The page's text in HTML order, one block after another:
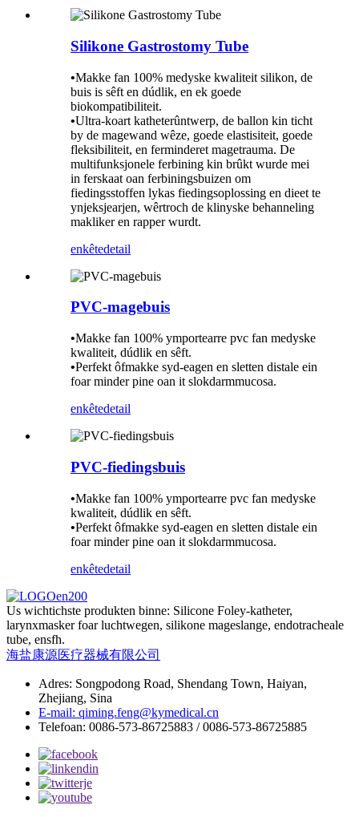
Silikone Gastrostomy Tube
•Makke fan 100% medyske kwaliteit silikon, de
buis is sêft en dúdlik, en ek goede
biokompatibiliteit.
•Ultra-koart katheterûntwerp, de ballon kin ticht
by de magewand wêze, goede elastisiteit, goede
fleksibiliteit, en ferminderet magetrauma. De
multifunksjonele ferbining kin brûkt wurde mei
in ferskaat oan ferbiningsbuizen om
fiedingsstoffen lykas fiedingsoplossing en dieet te
ynjeksjearjen, wêrtroch de klinyske behanneling
makliker en rapper wurdt.
enkêtedetail
PVC-magebuis
•Makke fan 100% ymportearre pvc fan medyske
kwaliteit, dúdlik en sêft.
•Perfekt ôfmakke syd-eagen en sletten distale ein
foar minder pine oan it slokdarmmucosa.
enkêtedetail
PVC-fiedingsbuis
•Makke fan 100% ymportearre pvc fan medyske
kwaliteit, dúdlik en sêft.
•Perfekt ôfmakke syd-eagen en sletten distale ein
foar minder pine oan it slokdarmmucosa.
enkêtedetail
Us wichtichste produkten binne: Silicone Foley-katheter,
larynxmasker foar luchtwegen, silikone mageslange, endotracheale
tube, ensfh.
海盐康源医疗器械有限公司
Adres: Songpodong Road, Shendang Town, Haiyan,
Zhejiang, Sina
E-mail: qiming.feng@kymedical.cn
Telefoan: 0086-573-86725883 / 0086-573-86725885